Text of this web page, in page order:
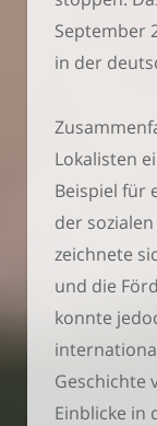
September
in der
Lokalisten
Beispiel für
der
zeichnete
und die
konnte
Geschichte
Einblicke in